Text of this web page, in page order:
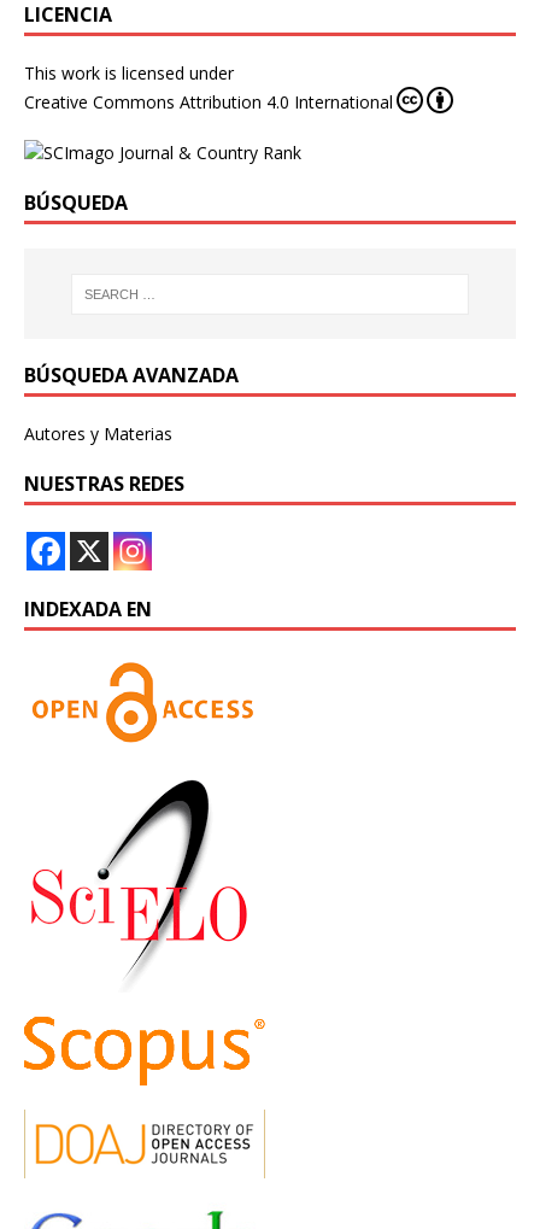
LICENCIA
This work is licensed under
Creative Commons Attribution 4.0 International
BÚSQUEDA
BÚSQUEDA AVANZADA
Autores y Materias
NUESTRAS REDES
INDEXADA EN